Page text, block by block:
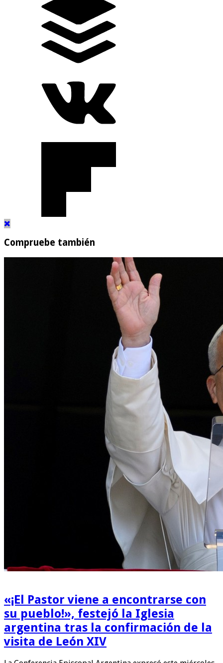
Compruebe también
«¡El Pastor viene a encontrarse con
su pueblo!», festejó la Iglesia
argentina tras la confirmación de la
visita de León XIV